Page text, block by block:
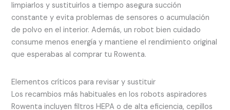
limpiarlos y sustituirlos a tiempo asegura succión
constante y evita problemas de sensores o acumulación
de polvo en el interior. Además, un robot bien cuidado
consume menos energía y mantiene el rendimiento original
que esperabas al comprar tu Rowenta.
Elementos críticos para revisar y sustituir
Los recambios más habituales en los robots aspiradores
Rowenta incluyen filtros HEPA o de alta eficiencia, cepillos